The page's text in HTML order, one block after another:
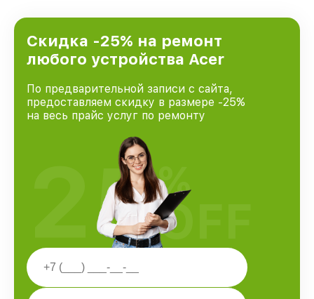
Скидка -25% на ремонт
любого устройства Acer
По предварительной записи с сайта,
предоставляем скидку в размере -25%
на весь прайс услуг по ремонту
25%
OFF